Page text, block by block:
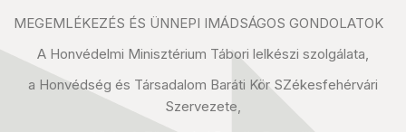
MEGEMLÉKEZÉS ÉS ÜNNEPI IMÁDSÁGOS GONDOLATOK
A Honvédelmi Minisztérium Tábori lelkészi szolgálata,
a Honvédség és Társadalom Baráti Kör SZékesfehérvári
Szervezete,